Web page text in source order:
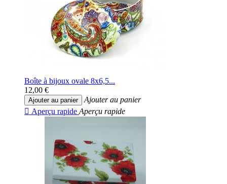
Boîte à bijoux ovale 8x6,5...
12,00 €
Ajouter au panier
Ajouter au panier
 Aperçu rapide Aperçu rapide